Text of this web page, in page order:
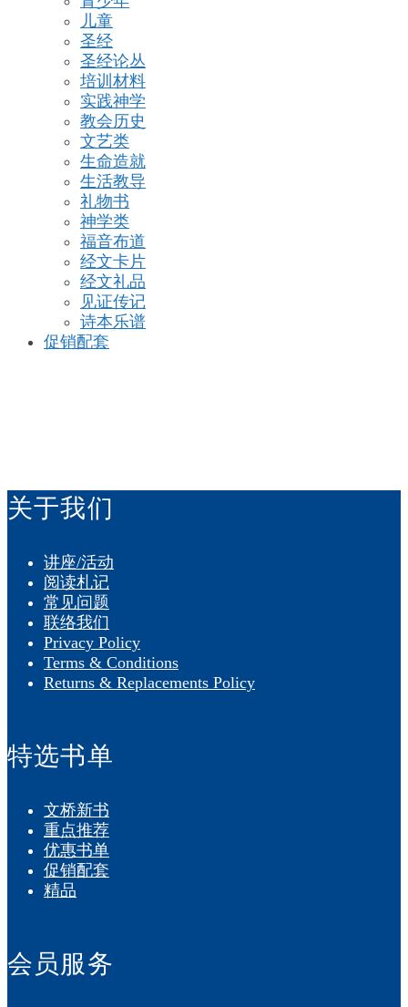
儿童
圣经
圣经论丛
培训材料
实践神学
教会历史
文艺类
生命造就
生活教导
礼物书
神学类
福音布道
经文卡片
经文礼品
见证传记
诗本乐谱
促销配套
关于我们
讲座/活动
阅读札记
常见问题
联络我们
Privacy Policy
Terms & Conditions
Returns & Replacements Policy
特选书单
文桥新书
重点推荐
优惠书单
促销配套
精品
会员服务